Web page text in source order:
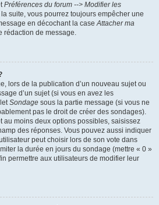
Préférences du forum --> Modifier les
la suite, vous pourrez toujours empêcher une
en décochant la caseAttacher ma
rédaction de message.
lors de la publication d’un nouveau sujet ou
d’un sujet (si vous en avez les
Sondage sous la partie message (si vous ne
pas le droit de créer des sondages).
au moins deux options possibles, saisissez
des réponses. Vous pouvez aussi indiquer
peut choisir lors de son vote dans
la durée en jours du sondage (mettre « 0 »
permettre aux utilisateurs de modifier leur